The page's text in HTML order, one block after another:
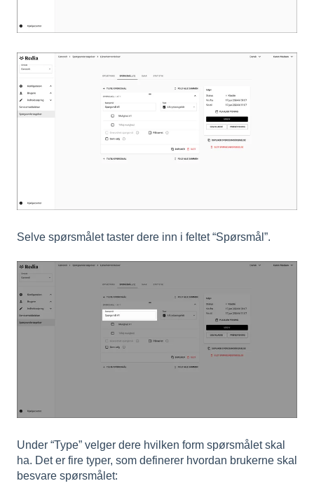
Selve spørsmålet taster dere inn i feltet “Spørsmål”.
Under “Type” velger dere hvilken form spørsmålet skal
ha. Det er fire typer, som definerer hvordan brukerne skal
besvare spørsmålet: